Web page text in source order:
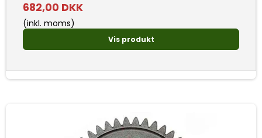
682,00 DKK
(inkl. moms)
Vis produkt